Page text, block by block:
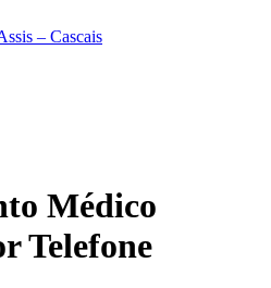
– Cascais
Médico
Telefone